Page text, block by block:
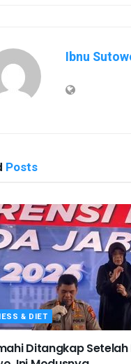
Ibnu
Posts
& DIET
Ditangkap Setelah